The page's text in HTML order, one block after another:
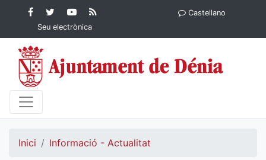
Contingut principalFacebook
Ajuntament de Dénia
Twitter
Ajuntament de
Dénia
YouTube
Ajuntament
de Dénia
Ajuntament
Seu electrònica
Castellano
Inici Informació - Actualitat